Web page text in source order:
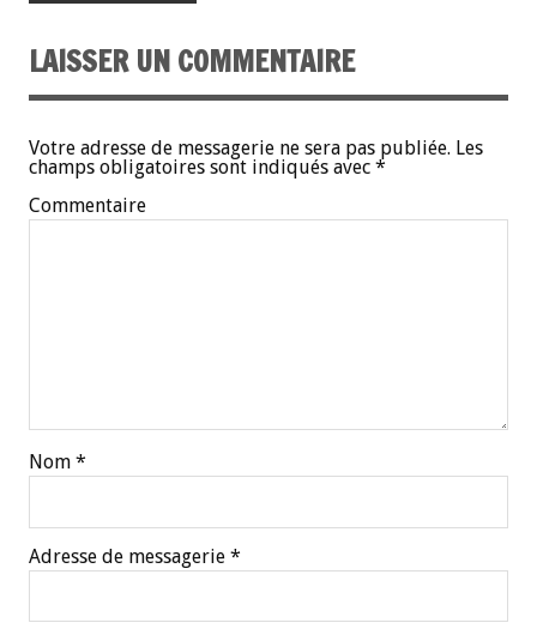
LAISSER UN COMMENTAIRE
Votre adresse de messagerie ne sera pas publiée. Les
champs obligatoires sont indiqués avec *
Commentaire
Nom *
Adresse de messagerie *